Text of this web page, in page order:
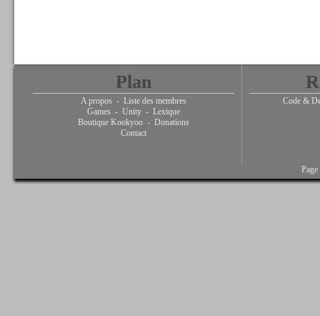
Plan
A propos - Liste des membres
Games - Unity - Lexique
Boutique Kookyoo - Donations
Contact
Code &